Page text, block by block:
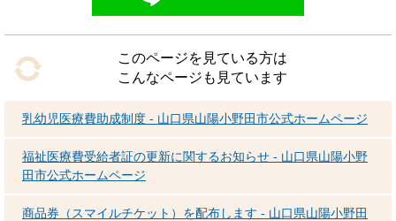
このページを見ている方は
こんなページも見ています
乳幼児医療費助成制度 - 山口県山陽小野田市公式ホームページ
福祉医療費受給者証の更新に関するお知らせ - 山口県山陽小野
田市公式ホームページ
商品券（スマイルチケット）を配布します - 山口県山陽小野田